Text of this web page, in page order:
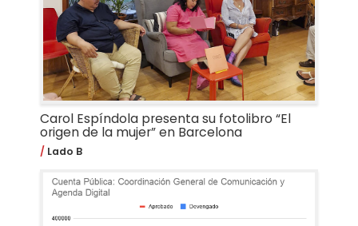
Carol Espíndola presenta su fotolibro “El
origen de la mujer” en Barcelona
Lado B